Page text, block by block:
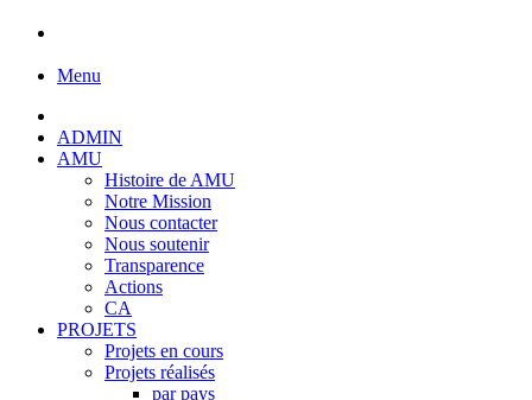
Menu
ADMIN
AMU
Histoire de AMU
Notre Mission
Nous contacter
Nous soutenir
Transparence
Actions
CA
PROJETS
Projets en cours
Projets réalisés
par pays